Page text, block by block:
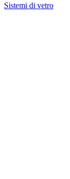
Sistemi di vetro